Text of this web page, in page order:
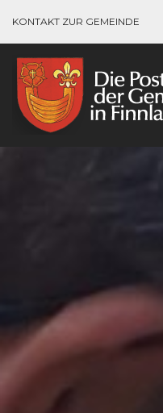
KONTAKT ZUR GEMEINDE